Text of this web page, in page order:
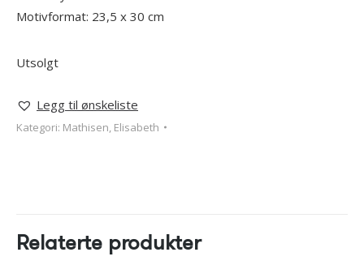
Motivformat: 23,5 x 30 cm
Utsolgt
Legg til ønskeliste
Kategori: Mathisen, Elisabeth
Relaterte produkter